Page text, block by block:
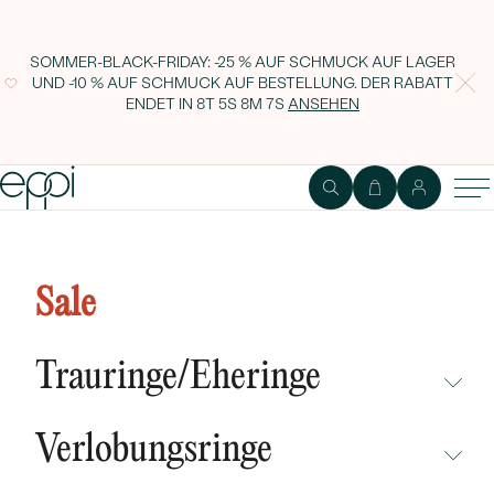
SOMMER-BLACK-FRIDAY: -25 % AUF SCHMUCK AUF LAGER
UND -10 % AUF SCHMUCK AUF BESTELLUNG. DER RABATT
ENDET IN 8T 5S 8M 6S ANSEHEN
Sale
Trauringe/Eheringe
NEUHEITEN
Verlobungsringe